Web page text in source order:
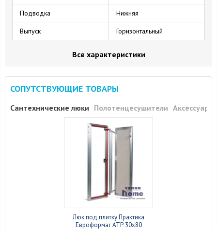
Подводка Нижняя
Выпуск Горизонтальный
Все характеристики
СОПУТСТВУЮЩИЕ ТОВАРЫ
Сантехнические люки Полотенцесушители Аксессуары
Люк под плитку Практика
Евроформат АТР 30x80